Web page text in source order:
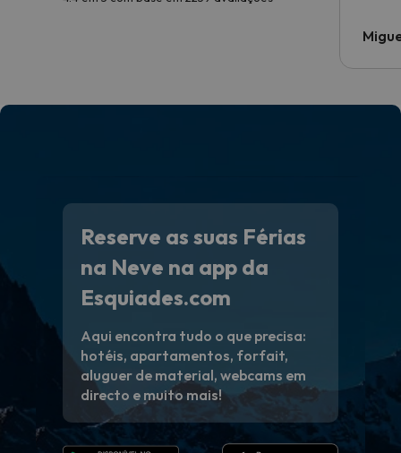
Reserve as suas Férias
na Neve na app da
Esquiades.com
Aqui encontra tudo o que precisa:
hotéis, apartamentos, forfait,
aluguer de material, webcams em
directo e muito mais!